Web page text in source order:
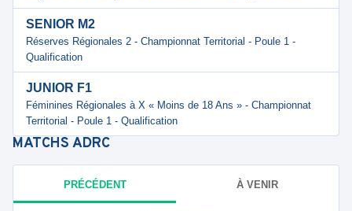
SENIOR M2
Réserves Régionales 2 - Championnat Territorial - Poule 1 -
Qualification
JUNIOR F1
Féminines Régionales à X « Moins de 18 Ans » - Championnat
Territorial - Poule 1 - Qualification
MATCHS ADRC
PRÉCÉDENT À VENIR